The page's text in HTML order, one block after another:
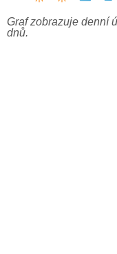
Graf zobrazuje denní
dnů.